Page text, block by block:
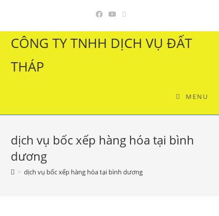
content
CÔNG TY TNHH DỊCH VỤ ĐẤT
THÁP
MENU
dịch vụ bốc xếp hàng hóa tại bình
dương
> dịch vụ bốc xếp hàng hóa tại bình dương